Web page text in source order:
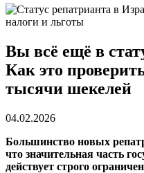
Вы всё ещё в
Как это
тысячи шекелей
04.02.2026
Большинство новых
что значительная часть
действует строго